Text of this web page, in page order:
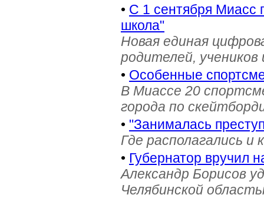
• С 1 сентября Миасс
школа"
Новая единая
родителей, учеников
• Особенные
В Миассе 20
города по
• "Занималась
Где располагались и
• Губернатор вручил
Александр Борисов
Челябинской